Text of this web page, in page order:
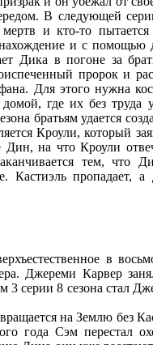
В следующей
и кто-то
и с помощью
Дика в погоне за
пророк и
Для этого нужна
где их без труда
братьям удается
Кроули, который
на что Кроули
тем, что
пропадает, а
в
Джереми Карвер
3 серии 8 сезона стал
на Землю без
года Сэм перестал